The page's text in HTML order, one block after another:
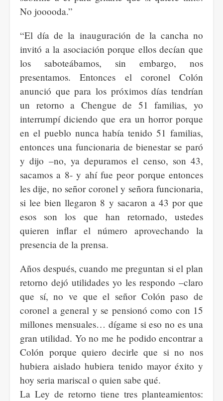
No jooooda.”
“El día de la inauguración de la cancha no
invitó a la asociación porque ellos decían que
los saboteábamos, sin embargo, nos
presentamos. Entonces el coronel Colón
anunció que para los próximos días tendrían
un retorno a Chengue de 51 familias, yo
interrumpí diciendo que era un horror porque
en el pueblo nunca había tenido 51 familias,
entonces una funcionaria de bienestar se paró
y dijo –no, ya depuramos el censo, son 43,
sacamos a 8- y ahí fue peor porque entonces
les dije, no señor coronel y señora funcionaria,
si lee bien llegaron 8 y sacaron a 43 por que
esos son los que han retornado, ustedes
quieren inflar el número aprovechando la
presencia de la prensa.
Años después, cuando me preguntan si el plan
retorno dejó utilidades yo les respondo –claro
que sí, no ve que el señor Colón paso de
coronel a general y se pensionó como con 15
millones mensuales… dígame si eso no es una
gran utilidad. Yo no me he podido encontrar a
Colón porque quiero decirle que si no nos
hubiera aislado hubiera tenido mayor éxito y
hoy seria mariscal o quien sabe qué.
La Ley de retorno tiene tres planteamientos: